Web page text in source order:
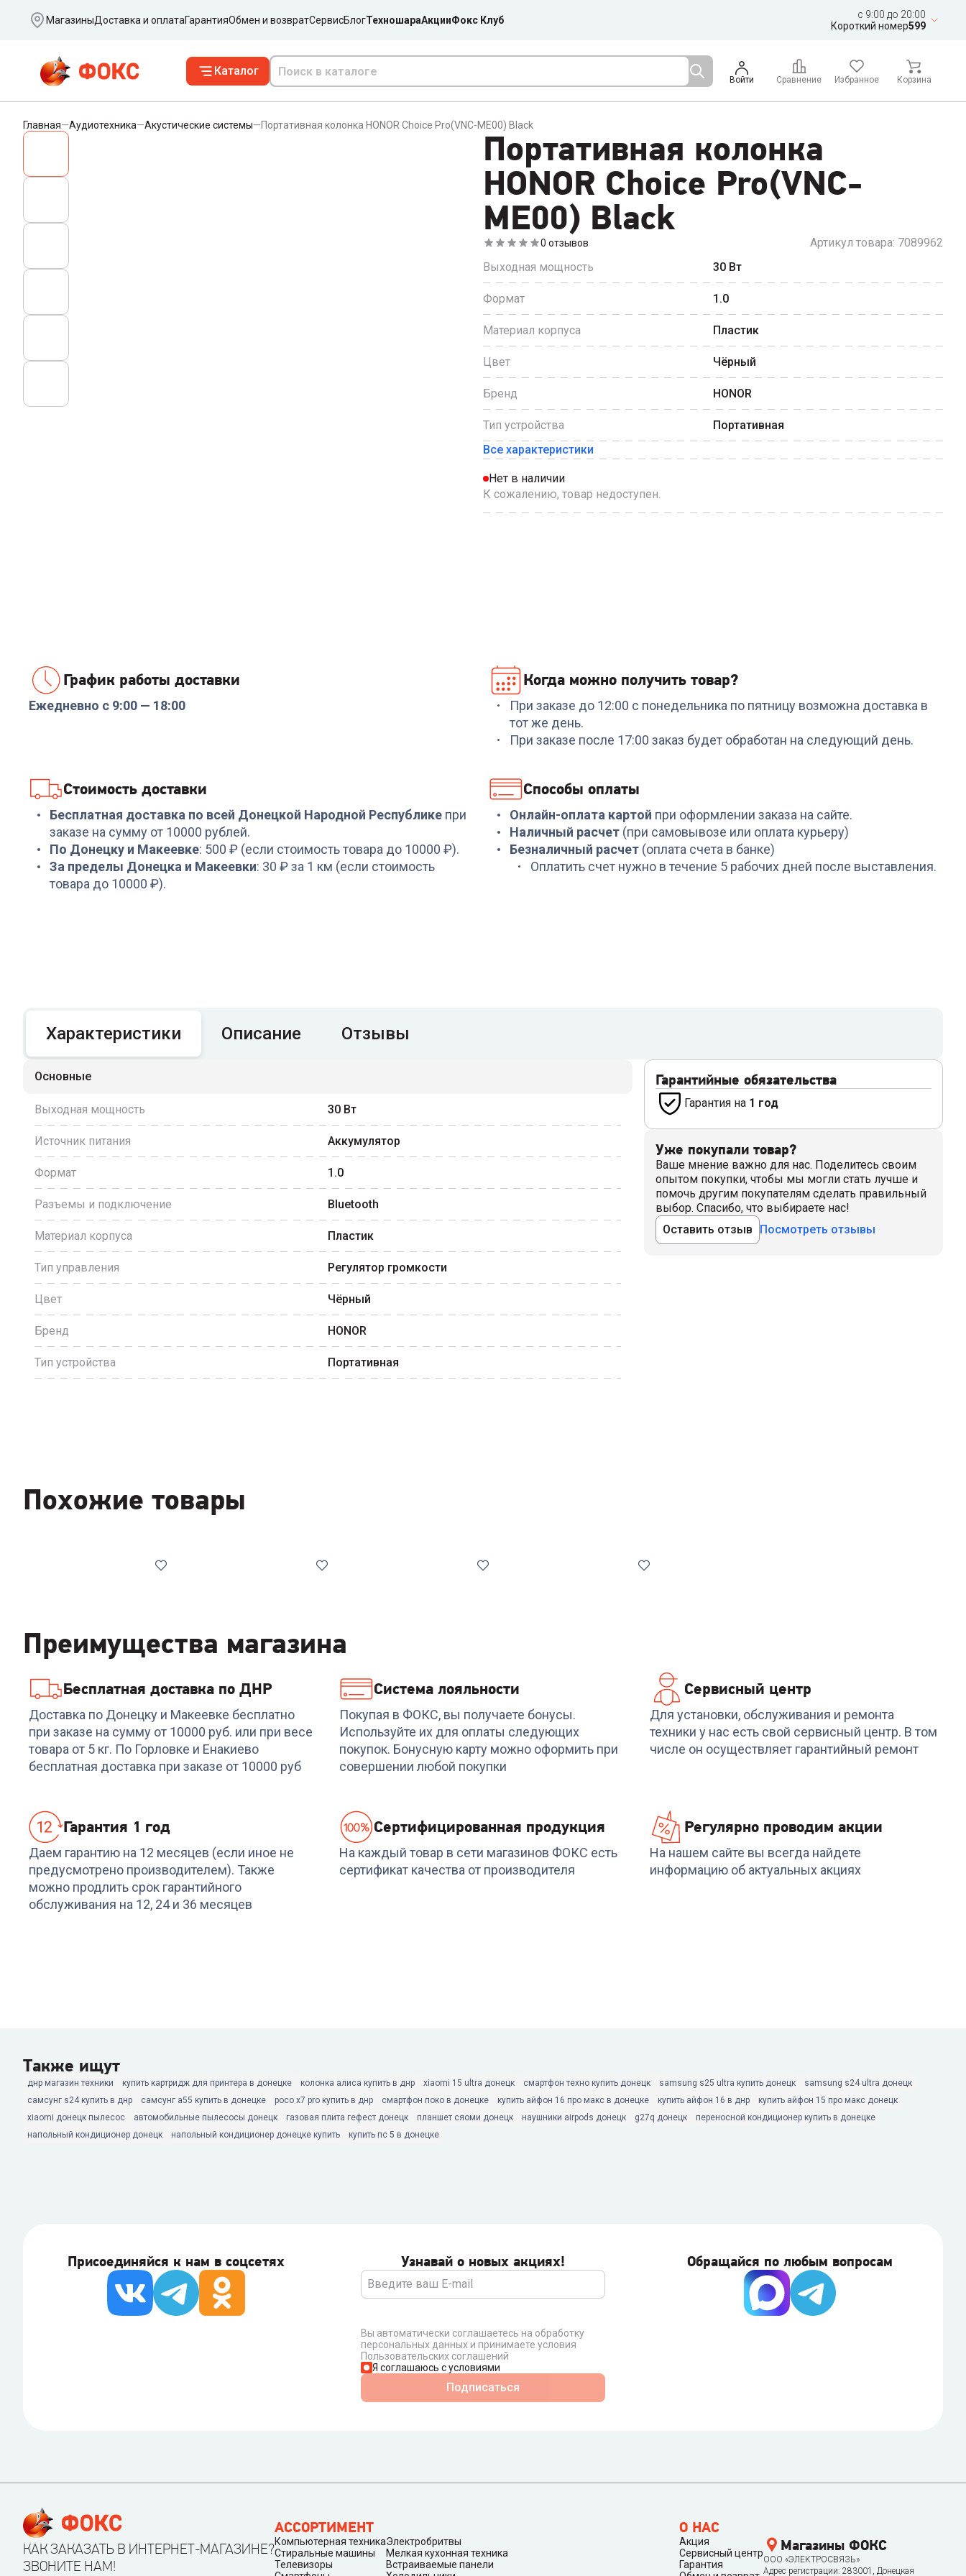
Ваш город
МагазиныДоставка и оплатаГарантияОбмен и возвратСервисБлогТехношараАкцииФокс Клуб
c 9:00 до 20:00
Короткий номер599
Каталог
Войти Сравнение Избранное Корзина
Главная—Аудиотехника—Акустические системы—Портативная колонка HONOR Choice Pro(VNC-ME00) Black
Портативная колонка
HONOR Choice Pro(VNC-
ME00) Black
0 отзывов Артикул товара: 7089962
Выходная мощность
30 Вт
Формат 1.0
Материал корпуса Пластик
Цвет Чёрный
Бренд HONOR
Тип устройства
Портативная
Все характеристики
Нет в наличии
К сожалению, товар недоступен.
График работы доставки
Ежедневно с 9:00 — 18:00
Когда можно получить товар?
При заказе до 12:00 с понедельника по пятницу возможна доставка в
тот же день.
При заказе после 17:00 заказ будет обработан на следующий день.
Стоимость доставки
Бесплатная доставка по всей Донецкой Народной Республике при
заказе на сумму от 10000 рублей.
По Донецку и Макеевке: 500 ₽ (если стоимость товара до 10000 ₽).
За пределы Донецка и Макеевки: 30 ₽ за 1 км (если стоимость
товара до 10000 ₽).
Способы оплаты
Онлайн-оплата картой при оформлении заказа на сайте.
Наличный расчет (при самовывозе или оплата курьеру)
Безналичный расчет (оплата счета в банке)
Оплатить счет нужно в течение 5 рабочих дней после выставления.
Характеристики Описание Отзывы
Основные
Выходная мощность 30 Вт
Источник питания Аккумулятор
Формат 1.0
Разъемы и подключение Bluetooth
Материал корпуса Пластик
Тип управления Регулятор громкости
Цвет Чёрный
Бренд HONOR
Тип устройства Портативная
Гарантийные обязательства
Гарантия на 1 год
Уже покупали товар?
Ваше мнение важно для нас. Поделитесь своим
опытом покупки, чтобы мы могли стать лучше и
помочь другим покупателям сделать правильный
выбор. Спасибо, что выбираете нас!
Оставить отзыв
Посмотреть отзывы
Похожие товары
Код:6650909
Акустическая система
SVEN 2.1 MS-150 RMS
15W чёрный
+134бонуса
₽
Код: 6965039
Портативная колонка
LOGITECH Ultimate Ears
MEGABOOM 3 красный
30W
+149бонусов
Код:6965057
Портативная колонка
LOGITECH Ultimate Ears
MEGABOOM 3 синий
30W
+149бонусов
4 999
Код:
Компьютерная
вкустика DEFENDER 2.0
AURORA S40
+149бонусов
Преимущества магазина
Бесплатная доставка по ДНР
Доставка по Донецку и Макеевке бесплатно
при заказе на сумму от 10000 руб. или при весе
товара от 5 кг. По Горловке и Енакиево
бесплатная доставка при заказе от 10000 руб
Система лояльности
Покупая в ФОКС, вы получаете бонусы.
Используйте их для оплаты следующих
покупок. Бонусную карту можно оформить при
совершении любой покупки
Сервисный центр
Для установки, обслуживания и ремонта
техники у нас есть свой сервисный центр. В том
числе он осуществляет гарантийный ремонт
Гарантия 1 год
Даем гарантию на 12 месяцев (если иное не
предусмотрено производителем). Также
можно продлить срок гарантийного
обслуживания на 12, 24 и 36 месяцев
Cертифицированная продукция
На каждый товар в сети магазинов ФОКС есть
сертификат качества от производителя
Регулярно проводим акции
На нашем сайте вы всегда найдете
информацию об актуальных акциях
Также ищут
днр магазин техники купить картридж для принтера в донецке колонка алиса купить в днр xiaomi 15 ultra донецк смартфон техно купить донецк samsung s25 ultra купить донецк
samsung s24 ultra донецк
самсунг s24 купить в днр
самсунг а55 купить в донецке poco x7 pro купить в днр смартфон поко в донецке купить айфон 16 про макс в донецке купить айфон 16 в днр
купить айфон 15 про макс донецк
xiaomi донецк пылесос
автомобильные пылесосы донецк газовая плита гефест донецк планшет сяоми донецк наушники airpods донецк g27q донецк
переносной кондиционер купить в донецке
напольный кондиционер донецк
напольный кондиционер донецке купить купить пс 5 в донецке
Присоединяйся к нам в соцсетях Узнавай о новых акциях!
Вы автоматически соглашаетесь на обработку
персональных данных и принимаете условия
Пользовательских соглашений
Я соглашаюсь с условиями
Подписаться
Обращайся по любым вопросам
КАК ЗАКАЗАТЬ В ИНТЕРНЕТ-МАГАЗИНЕ?
ЗВОНИТЕ НАМ!
АССОРТИМЕНТ
Компьютерная техника
Стиральные машины
Телевизоры
Электробритвы
Мелкая кухонная техника
Встраиваемые панели
О НАС
Акция
Сервисный центр
Гарантия
Магазины ФОКС
ООО «ЭЛЕКТРОСВЯЗЬ»
Адрес регистрации: 283001, Донецкая